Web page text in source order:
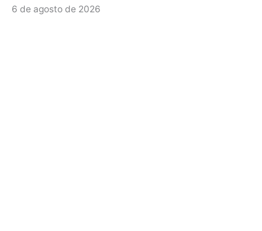
6 de agosto de 2026